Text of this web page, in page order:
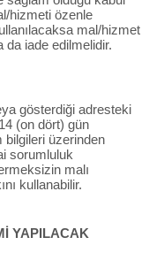
hizmeti özenle
mal/hizmet
da iade edilmelidir.
gösterdiği adresteki
(on dört) gün
bilgileri üzerinden
sorumluluk
malı
kullanabilir.
YAPILACAK